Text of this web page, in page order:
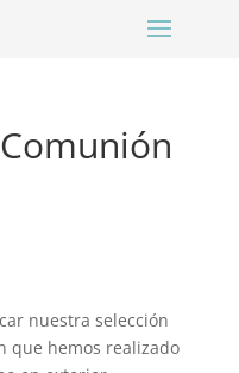
nuestra selección
que hemos realizado